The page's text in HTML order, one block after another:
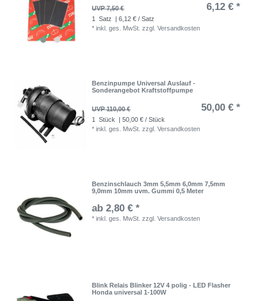
UVP 7,50 € 6,12 € *
1 Satz
| 6,12 € / Satz
*inkl. ges. MwSt. zzgl.Versandkosten
Benzinpumpe Universal Auslauf -
Sonderangebot Kraftstoffpumpe
UVP 110,00 € 50,00 € *
1 Stück
| 50,00 € / Stück
*inkl. ges. MwSt. zzgl.Versandkosten
Benzinschlauch 3mm 5,5mm 6,0mm 7,5mm
9,0mm 10mm uvm. Gummi 0,5 Meter
ab 2,80 € *
*inkl. ges. MwSt. zzgl.Versandkosten
Blink Relais Blinker 12V 4 polig - LED Flasher
Honda universal 1-100W